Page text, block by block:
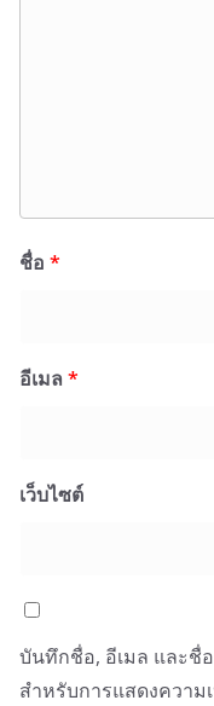
ชื่อ *
อีเมล *
เว็บไซต์
บันทึกชื่อ, อีเมล และชื่
สำหรับการแสดงความ